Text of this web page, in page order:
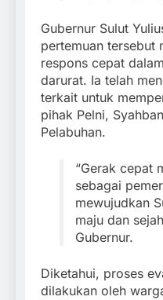
Gubernur Sulut
pertemuan tersebut
respons cepat
darurat. Ia telah
terkait untuk
pihak Pelni,
Pelabuhan.
“Gerak cepat
sebagai
mewujudkan
maju dan
Gubernur.
Diketahui, proses
dilakukan oleh